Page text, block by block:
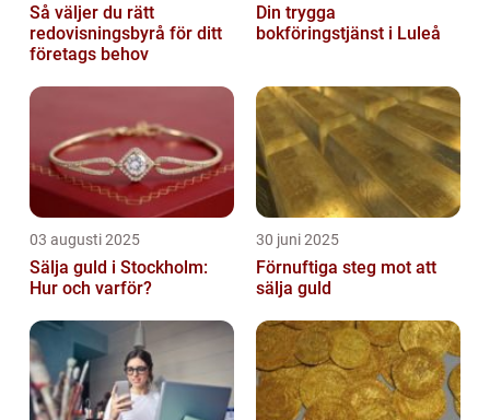
Så väljer du rätt
redovisningsbyrå för ditt
företags behov
Din trygga
bokföringstjänst i Luleå
03 augusti 2025
Sälja guld i Stockholm:
Hur och varför?
30 juni 2025
Förnuftiga steg mot att
sälja guld